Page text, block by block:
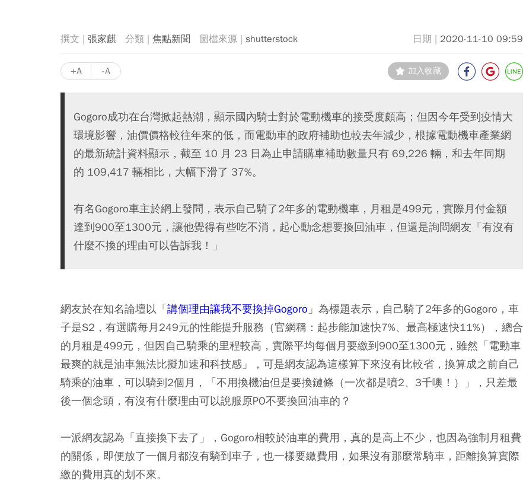
張家麒 焦點新聞 shutterstock 2020-11-10 09:59
+A -A 加入收藏
Gogoro成功在台灣掀起熱潮，顯示國內騎士對於電動機車的接受度頗高；但因今年受到疫情大
環境影響，油價價格較往年來的低，而電動車的政府補助也較去年減少，根據電動機車產業網
的最新統計資料顯示，截至 10 月 23 日為止申請購車補助數量只有 69,226 輛，和去年同期
的 109,417 輛相比，大幅下滑了 37%。
有名Gogoro車主於網上發問，表示自己騎了2年多的電動機車，月租是499元，實際月付金額
達到900至1300元，讓他覺得有些吃不消，起心動念想要換回油車，但還是詢問網友「有沒有
什麼不換的理由可以告訴我！」
網友於在知名論壇以「講個理由讓我不要換掉Gogoro 」為標題表示，自己騎了2年多的Gogoro，車
子是S2，有選購每月249元的性能提升服務（官網稱：起步能加速快7%、最高極速快11%），總合
的月租是499元，但因自己騎乘的里程較高，實際平均每個月要繳到900至1300元，雖然「電動車
最爽的就是油車無法比擬加速和科技感」，可是網友認為這樣算下來沒有比較省，換算成之前自己
騎乘的油車，可以騎到2個月，「不用換機油但是要換鏈條（一次都是噴2、3千噢！）」，只差最
後一個念頭，有沒有什麼理由可以說服原PO不要換回油車的？
一派網友認為「直接換下去了」，Gogoro相較於油車的費用，真的是高上不少，也因為強制月租費
的關係，即便放了一個月都沒有騎到車子，也一樣要繳費用，如果沒有那麼常騎車，距離換算實際
繳的費用真的划不來。